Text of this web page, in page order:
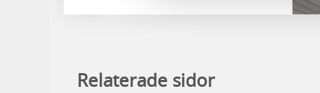
Relaterade sidor